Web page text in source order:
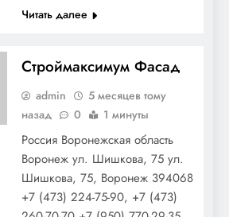
Читать далее
Строймаксимум Фасад
admin
5 месяцев тому
назад
0 1 минуты
Россия Воронежская область
Воронеж ул. Шишкова, 75 ул.
Шишкова, 75, Воронеж 394068
+7 (473) 224-75-90, +7 (473)